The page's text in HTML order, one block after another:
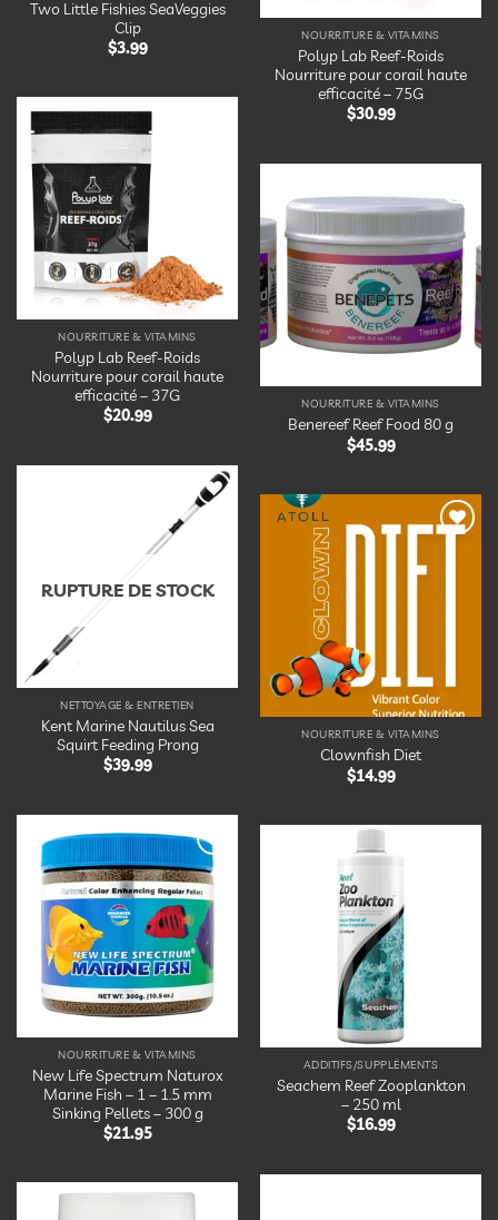
Two Little Fishies SeaVeggies
Clip
$3.99
NOURRITURE & VITAMINS
Polyp Lab Reef-Roids
Nourriture pour corail haute
efficacité – 75G
$30.99
NOURRITURE & VITAMINS
Polyp Lab Reef-Roids
Nourriture pour corail haute
efficacité – 37G
$20.99
à la
liste
d’envies
NOURRITURE & VITAMINS
Benereef Reef Food 80 g
$45.99
Ajouter
RUPTURE DE STOCK
NETTOYAGE & ENTRETIEN
Kent Marine Nautilus Sea
Squirt Feeding Prong
$39.99
NOURRITURE & VITAMINS
Clownfish Diet
$14.99
Ajouter
à la
liste
d’envies
NOURRITURE & VITAMINS
New Life Spectrum Naturox
Marine Fish – 1 – 1.5 mm
Sinking Pellets – 300 g
$21.95
ADDITIFS/SUPPLÉMENTS
Seachem Reef Zooplankton
– 250 ml
$16.99